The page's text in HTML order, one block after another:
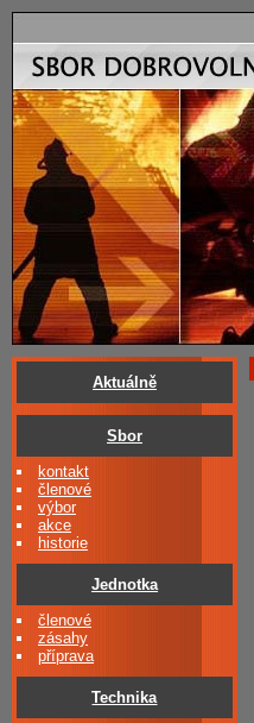
Aktuálně
Sbor
kontakt
členové
výbor
akce
historie
Jednotka
členové
zásahy
příprava
Technika